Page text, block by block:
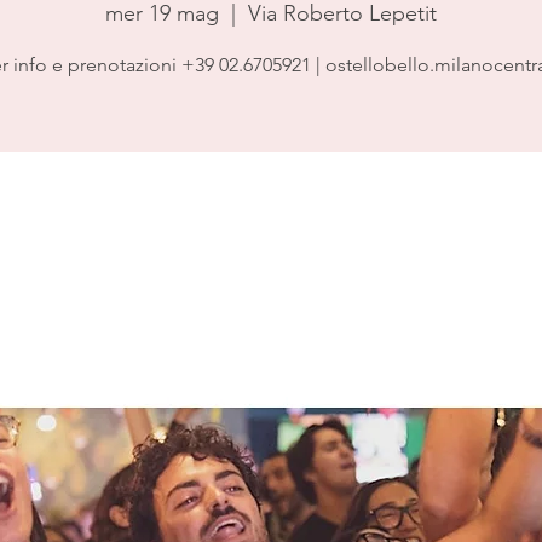
mer 19 mag Via Roberto Lepetit
info e prenotazioni +39 02.6705921 |